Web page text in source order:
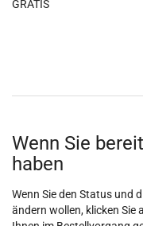
GRATIS
Wenn Sie
haben
Wenn Sie den Status und
ändern wollen, klicken Sie